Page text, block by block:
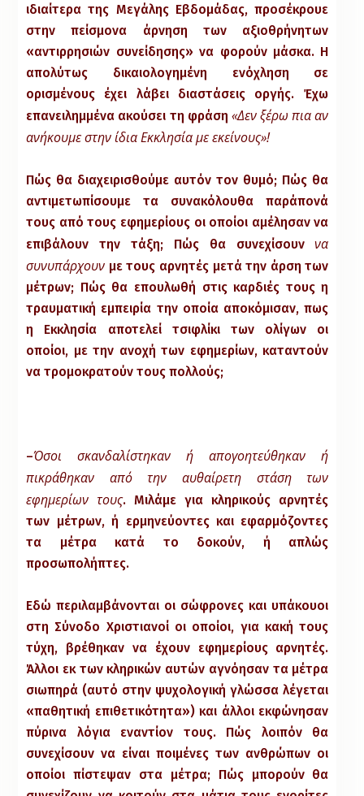
ιδιαίτερα της Μεγάλης Εβδομάδας, προσέκρουε
στην πείσμονα άρνηση των αξιοθρήνητων
«αντιρρησιών συνείδησης» να φορούν μάσκα. Η
απολύτως δικαιολογημένη ενόχληση σε
ορισμένους έχει λάβει διαστάσεις οργής. Έχω
επανειλημμένα ακούσει τη φράση «Δεν ξέρω πια αν
ανήκουμε στην ίδια Εκκλησία με εκείνους»!
Πώς θα διαχειρισθούμε αυτόν τον θυμό; Πώς θα
αντιμετωπίσουμε τα συνακόλουθα παράπονά
τους από τους εφημερίους οι οποίοι αμέλησαν να
επιβάλουν την τάξη; Πώς θα συνεχίσουννα
συνυπάρχουν με τους αρνητές μετά την άρση των
μέτρων; Πώς θα επουλωθή στις καρδιές τους η
τραυματική εμπειρία την οποία αποκόμισαν, πως
η Εκκλησία αποτελεί τσιφλίκι των ολίγων οι
οποίοι, με την ανοχή των εφημερίων, καταντούν
να τρομοκρατούν τους πολλούς;
–Όσοι σκανδαλίστηκαν ή απογοητεύθηκαν ή
πικράθηκαν από την αυθαίρετη στάση των
εφημερίων τους. Μιλάμε για κληρικούς αρνητές
των μέτρων, ή ερμηνεύοντες και εφαρμόζοντες
τα μέτρα κατά το δοκούν, ή απλώς
προσωπολήπτες.
Εδώ περιλαμβάνονται οι σώφρονες και υπάκουοι
στη Σύνοδο Χριστιανοί οι οποίοι, για κακή τους
τύχη, βρέθηκαν να έχουν εφημερίους αρνητές.
Άλλοι εκ των κληρικών αυτών αγνόησαν τα μέτρα
σιωπηρά (αυτό στην ψυχολογική γλώσσα λέγεται
«παθητική επιθετικότητα») και άλλοι εκφώνησαν
πύρινα λόγια εναντίον τους. Πώς λοιπόν θα
συνεχίσουν να είναι ποιμένες των ανθρώπων οι
οποίοι πίστεψαν στα μέτρα; Πώς μπορούν θα